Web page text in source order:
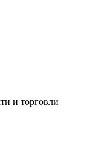
и торговли